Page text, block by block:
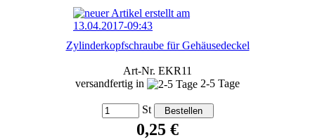
Zylinderkopfschraube für Gehäusedeckel
Art-Nr. EKR11
versandfertig in
2-5 Tage
St
0,25 €